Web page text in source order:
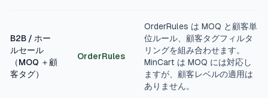
B2B / ホー
ルセール
（MOQ ＋顧
客タグ）
OrderRules
OrderRules は MOQ と顧客単
位ルール、顧客タグフィルタ
リングを組み合わせます。
MinCart は MOQ には対応し
ますが、顧客レベルの適用は
ありません。